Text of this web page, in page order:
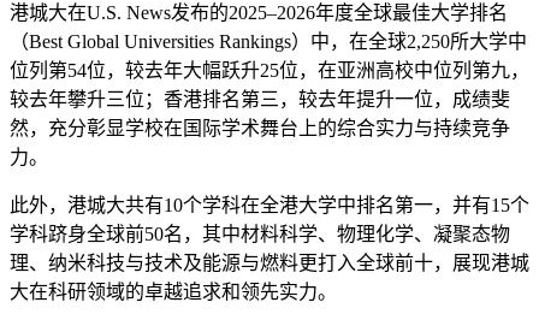
港城大在U.S. News发布的2025–2026年度全球最佳大学排名
（Best Global Universities Rankings）中，在全球2,250所大学中
位列第54位，较去年大幅跃升25位，在亚洲高校中位列第九，
较去年攀升三位；香港排名第三，较去年提升一位，成绩斐
然，充分彰显学校在国际学术舞台上的综合实力与持续竞争
力。
此外，港城大共有10个学科在全港大学中排名第一，并有15个
学科跻身全球前50名，其中材料科学、物理化学、凝聚态物
理、纳米科技与技术及能源与燃料更打入全球前十，展现港城
大在科研领域的卓越追求和领先实力。